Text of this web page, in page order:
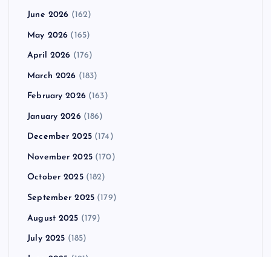
June 2026 (162)
May 2026 (165)
April 2026 (176)
March 2026 (183)
February 2026(163)
January 2026(186)
December 2025(174)
November 2025(170)
October 2025(182)
September 2025 (179)
August 2025 (179)
July 2025 (185)